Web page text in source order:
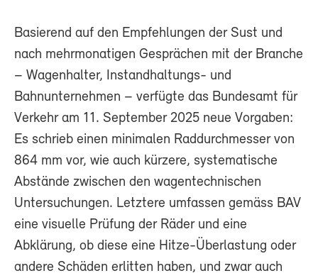
Basierend auf den Empfehlungen der Sust und
nach mehrmonatigen Gesprächen mit der Branche
– Wagenhalter, Instandhaltungs- und
Bahnunternehmen – verfügte das Bundesamt für
Verkehr am 11. September 2025 neue Vorgaben:
Es schrieb einen minimalen Raddurchmesser von
864 mm vor, wie auch kürzere, systematische
Abstände zwischen den wagentechnischen
Untersuchungen. Letztere umfassen gemäss BAV
eine visuelle Prüfung der Räder und eine
Abklärung, ob diese eine Hitze-Überlastung oder
andere Schäden erlitten haben, und zwar auch